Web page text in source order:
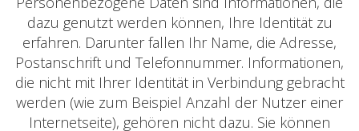
dazu genutzt werden können, Ihre Identität zu
erfahren. Darunter fallen Ihr Name, die Adresse,
Postanschrift und Telefonnummer. Informationen,
die nicht mit Ihrer Identität in Verbindung gebracht
werden (wie zum Beispiel Anzahl der Nutzer einer
Internetseite), gehören nicht dazu. Sie können